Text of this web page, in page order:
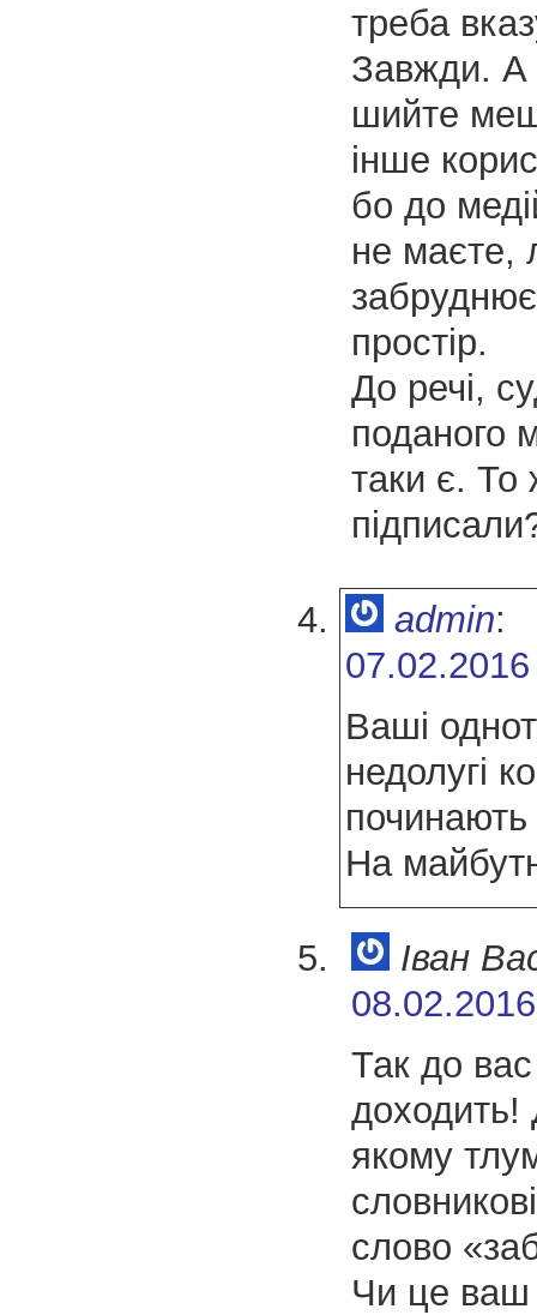
треба
Завжди.
шийте
інше
бо до
не маєте,
простір.
До речі,
поданого
таки є. То
admin:
Ваші
недолугі
На
Іван
Так до
доходить!
якому
слово
Чи це ваш